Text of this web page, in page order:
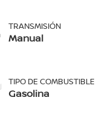
TRANSMISIÓN
Manual
TIPO DE COMBUSTIBLE
Gasolina